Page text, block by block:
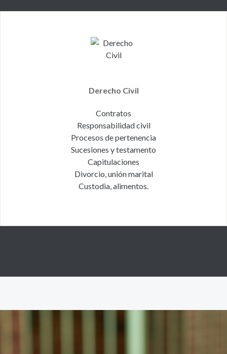
Derecho Civil
Contratos
Responsabilidad civil
Procesos de pertenencia
Sucesiones y testamento
Capitulaciones
Divorcio, unión marital
Custodia, alimentos.